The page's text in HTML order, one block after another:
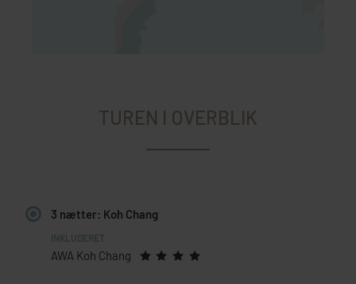
TUREN I OVERBLIK
3 nætter: Koh Chang
AWA Koh Chang